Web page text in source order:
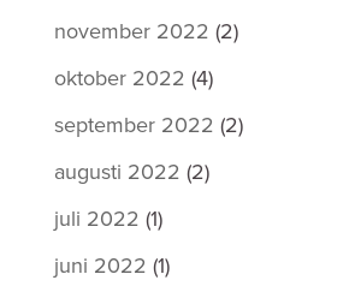
november 2022 (2)
oktober 2022 (4)
september 2022 (2)
augusti 2022 (2)
juli 2022 (1)
juni 2022 (1)